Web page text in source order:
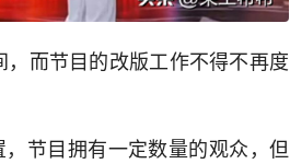
而节目的改版工作不得不再度
节目拥有一定数量的观众，但